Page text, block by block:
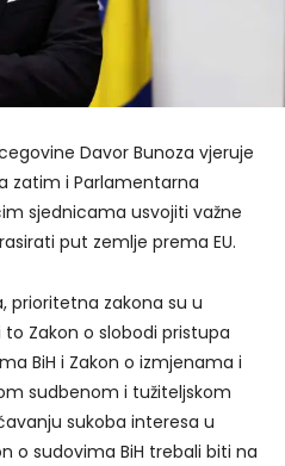
Davor Bunoza vjeruje
zatim i Parlamentarna
sjednicama usvojiti važne
put zemlje prema EU.
prioritetna zakona su u
Zakon o slobodi pristupa
BiH i Zakon o izmjenama i
sudbenom i tužiteljskom
sukoba interesa u
o sudovima BiH trebali biti na